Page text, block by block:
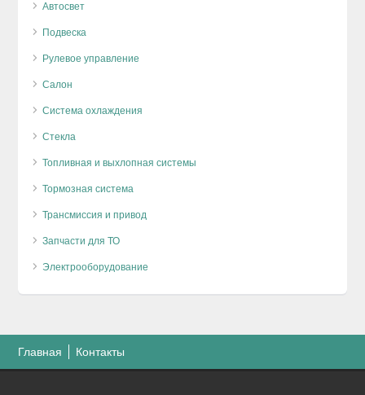
Автосвет
Подвеска
Рулевое управление
Салон
Система охлаждения
Стекла
Топливная и выхлопная системы
Тормозная система
Трансмиссия и привод
Запчасти для ТО
Электрооборудование
Главная Контакты